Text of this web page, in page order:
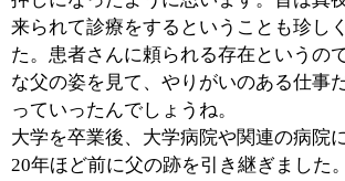
患者さんは葛飾区内の方が大半になります。ずいぶん
前、まだ小児科の医院が少なかった時代は、市川や松戸
といった遠方からお見えになる方も少なからずいらっし
ゃいました。ご存知のように、この10年で一般の小児科
医院の数が増えてきましたから、その意味において、地
域の方々が暮らしやすい体制が整ってきたように考えま
す。
『菊島小児科医院』では、一般の患者さんと、予防接種
や健康診断のために来られる方々とを、時間と場所を分